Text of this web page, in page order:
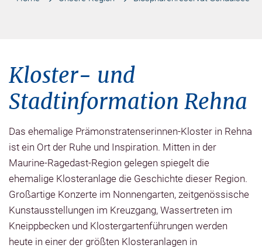
Kloster- und
Stadtinformation Rehna
Das ehemalige Prämonstratenserinnen-Kloster in Rehna
ist ein Ort der Ruhe und Inspiration. Mitten in der
Maurine-Ragedast-Region gelegen spiegelt die
ehemalige Klosteranlage die Geschichte dieser Region.
Großartige Konzerte im Nonnengarten, zeitgenössische
Kunstausstellungen im Kreuzgang, Wassertreten im
Kneippbecken und Klostergartenführungen werden
heute in einer der größten Klosteranlagen in